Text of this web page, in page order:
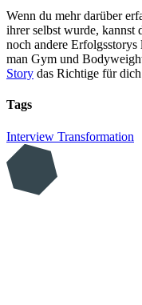
Wenn du mehr darüber
ihrer selbst wurde, kannst
noch andere
man Gym und
Story das Richtige für
Tags
Interview Transformation